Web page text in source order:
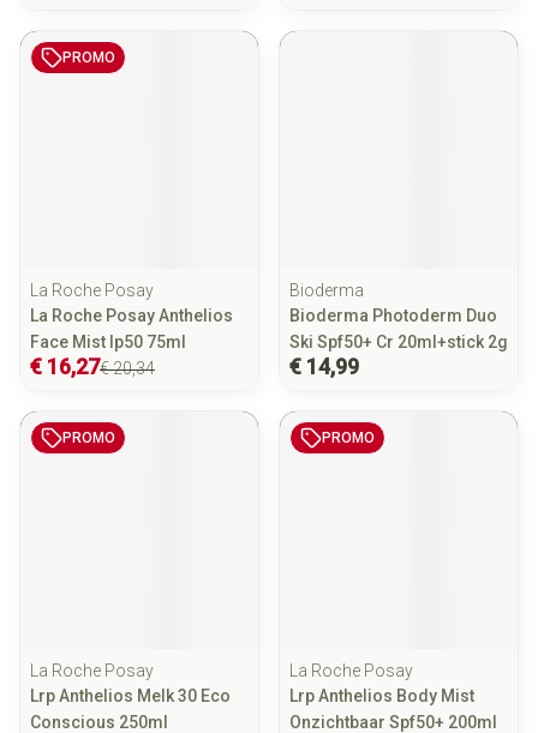
PROMO
La Roche Posay
La Roche Posay Anthelios
Face Mist Ip50 75ml
€ 20,34
€ 16,27
Bioderma
Bioderma Photoderm Duo
Ski Spf50+ Cr 20ml+stick 2g
€ 14,99
PROMO
La Roche Posay
Lrp Anthelios Melk 30 Eco
Conscious 250ml
PROMO
La Roche Posay
Lrp Anthelios Body Mist
Onzichtbaar Spf50+ 200ml